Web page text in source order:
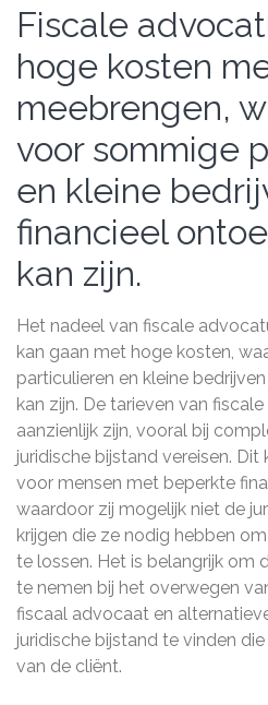
Fiscale
hoge kosten
meebrengen,
voor sommige
en kleine
financieel
kan zijn.
Het nadeel van fiscale
kan gaan met hoge kosten,
particulieren en kleine
kan zijn. De tarieven van
aanzienlijk zijn, vooral bij
juridische bijstand vereisen.
voor mensen met beperkte
waardoor zij mogelijk niet de
krijgen die ze nodig hebben
te lossen. Het is belangrijk om
te nemen bij het overwegen
fiscaal advocaat en
juridische bijstand te vinden
van de cliënt.